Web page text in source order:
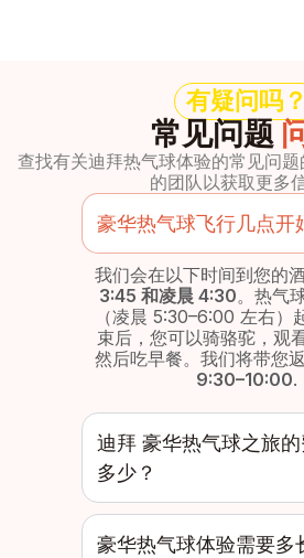
有疑问吗？
常见问题
查找有关迪拜热气球体验的常见问
的团队以获取更多信
豪华热气球飞行几点开
我们会在以下时间到您的
3:45 和凌晨 4:30。热气
（凌晨 5:30–6:00 左右）
束后，您可以骑骆驼，观
然后吃早餐。我们将带您
9:30–10:00.
迪拜 豪华热气球之旅
多少？
豪华热气球体验需要多